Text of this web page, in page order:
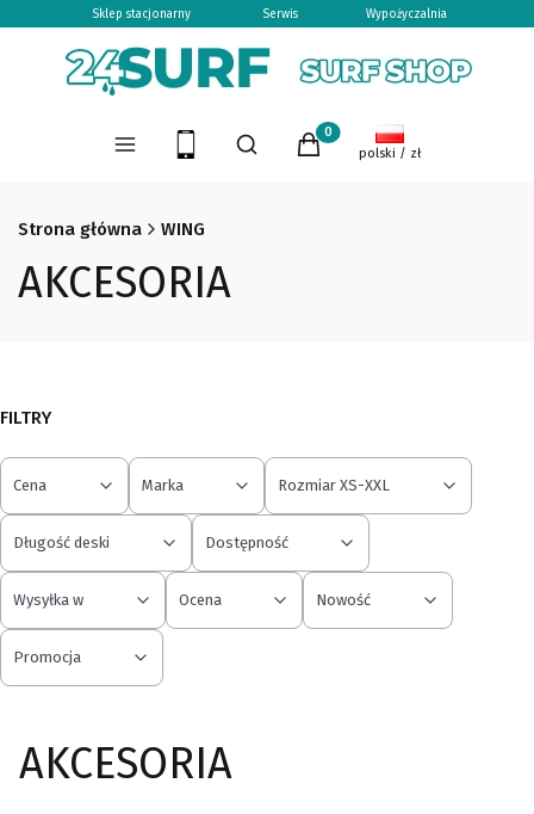
Sklep stacjonarny Serwis Wypożyczalnia
Menu Otwórz wyszukiwarkę
Szukaj Produkty w koszyku: 0.
Koszyk
polski / zł
Strona główna WING
AKCESORIA
FILTRY
Cena Marka Rozmiar XS-XXL
Długość deski Dostępność
Wysyłka w Ocena Nowość
Promocja
AKCESORIA